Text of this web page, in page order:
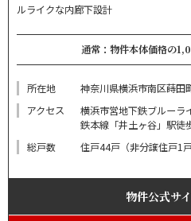
ルライクな内廊下設計
通常：物件本体価格の
所在地
神奈川県横浜市南区蒔田
アクセス
横浜市営地下鉄ブルーラ
鉄本線「井土ヶ谷」駅徒
総戸数
住戸44戸（非分譲住戸1戸
物件公式サ